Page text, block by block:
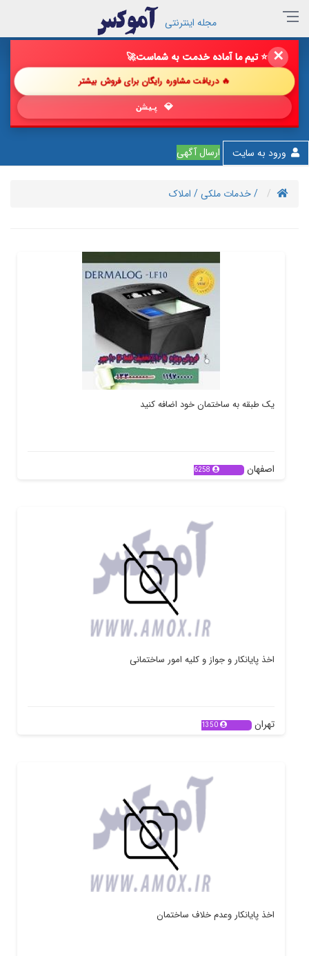
✕ 🔥 فروش خود را با ما چند برابر کن!🚀
🔥 دریافت مشاوره رایگان برای فروش بیشتر
💎 پیشنهاد شگفت‌ا
ورود به سایت ارسال آگهی
مجله اینترنتی
/ خدمات ملکی/ املاک
یک طبقه به ساختمان خود اضافه کنید
اصفهان 6258
اخذ پایانکار و جواز و کلیه امور ساختمانی
تهران 1350
اخذ پایانکار وعدم خلاف ساختمان